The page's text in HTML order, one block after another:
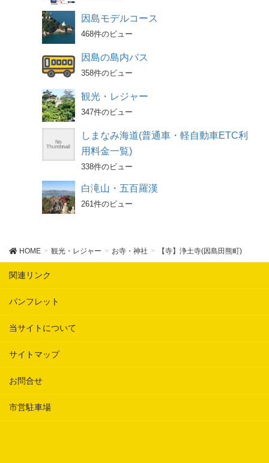
因島モデルコース
468件のビュー
因島の島内バス
358件のビュー
観光・レジャー
347件のビュー
しまなみ海道(普通車・軽自動車ETC利
用料金一覧)
338件のビュー
白滝山・五百羅漢
261件のビュー
HOME 観光・レジャー お寺・神社 【寺】浄土寺(因島田熊町)
関連リンク
パンフレット
当サイトについて
サイトマップ
お問合せ
市営駐車場